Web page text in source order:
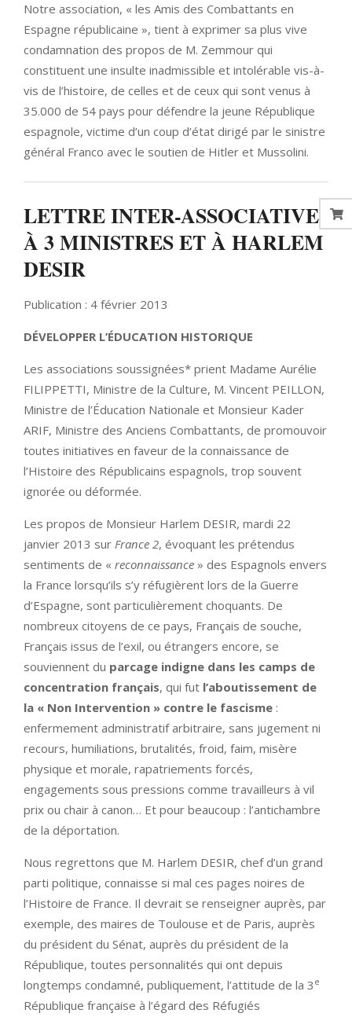
Notre association, « les Amis des Combattants en
Espagne républicaine », tient à exprimer sa plus vive
condamnation des propos de M. Zemmour qui
constituent une insulte inadmissible et intolérable vis-à-
vis de l’histoire, de celles et de ceux qui sont venus à
35.000 de 54 pays pour défendre la jeune République
espagnole, victime d’un coup d’état dirigé par le sinistre
général Franco avec le soutien de Hitler et Mussolini.
LETTRE INTER-ASSOCIATIVE
À 3 MINISTRES ET À HARLEM
DESIR
Publication : 4 février 2013
DÉVELOPPER L’ÉDUCATION HISTORIQUE
Les associations soussignées* prient Madame Aurélie
FILIPPETTI, Ministre de la Culture, M. Vincent PEILLON,
Ministre de l’Éducation Nationale et Monsieur Kader
ARIF, Ministre des Anciens Combattants, de promouvoir
toutes initiatives en faveur de la connaissance de
l’Histoire des Républicains espagnols, trop souvent
ignorée ou déformée.
Les propos de Monsieur Harlem DESIR, mardi 22
janvier 2013 sur France 2, évoquant les prétendus
sentiments de « reconnaissance » des Espagnols envers
la France lorsqu’ils s’y réfugièrent lors de la Guerre
d’Espagne, sont particulièrement choquants. De
nombreux citoyens de ce pays, Français de souche,
Français issus de l’exil, ou étrangers encore, se
souviennent du parcage indigne dans les camps de
concentration français, qui fut l’aboutissement de
la « Non Intervention » contre le fascisme :
enfermement administratif arbitraire, sans jugement ni
recours, humiliations, brutalités, froid, faim, misère
physique et morale, rapatriements forcés,
engagements sous pressions comme travailleurs à vil
prix ou chair à canon… Et pour beaucoup : l’antichambre
de la déportation.
Nous regrettons que M. Harlem DESIR, chef d’un grand
parti politique, connaisse si mal ces pages noires de
l’Histoire de France. Il devrait se renseigner auprès, par
exemple, des maires de Toulouse et de Paris, auprès
du président du Sénat, auprès du président de la
République, toutes personnalités qui ont depuis
longtemps condamné, publiquement, l’attitude de la 3 e
République française à l’égard des Réfugiés